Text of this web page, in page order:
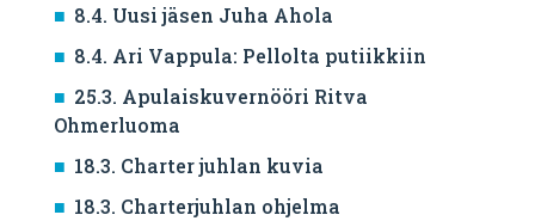
8.4. Uusi jäsen Juha Ahola
8.4. Ari Vappula: Pellolta putiikkiin
25.3. Apulaiskuvernööri Ritva
Ohmerluoma
18.3. Charter juhlan kuvia
18.3. Charterjuhlan ohjelma